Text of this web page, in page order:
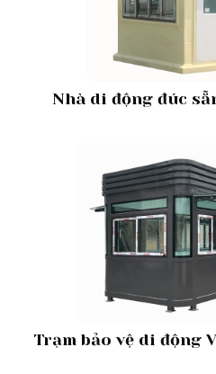
Nhà di động đúc
Trạm bảo vệ di động